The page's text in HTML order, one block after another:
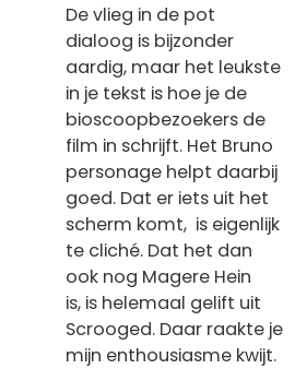
De vlieg in de pot
dialoog is bijzonder
aardig, maar het leukste
in je tekst is hoe je de
bioscoopbezoekers de
film in schrijft. Het Bruno
personage helpt daarbij
goed. Dat er iets uit het
scherm komt, is eigenlijk
te cliché. Dat het dan
ook nog Magere Hein
is, is helemaal gelift uit
Scrooged. Daar raakte je
mijn enthousiasme kwijt.